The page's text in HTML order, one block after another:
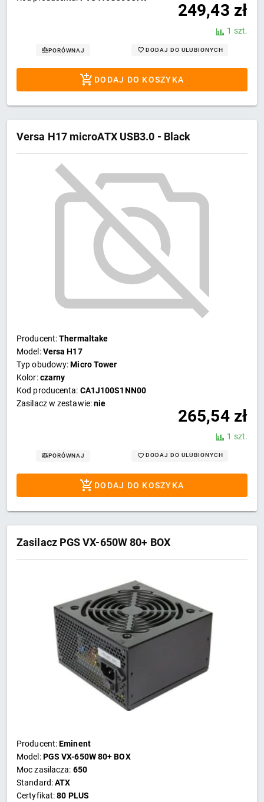
249,43 zł
1 szt.
PORÓWNAJ DODAJ DO ULUBIONYCH
DODAJ DO KOSZYKA
Versa H17 microATX USB3.0 - Black
Producent:Thermaltake
Model:Versa H17
Typ obudowy:Micro Tower
Kolor:czarny
Kod producenta: CA1J100S1NN00
Zasilacz w zestawie:nie
265,54 zł
1 szt.
PORÓWNAJ DODAJ DO ULUBIONYCH
DODAJ DO KOSZYKA
Zasilacz PGS VX-650W 80+ BOX
Producent:Eminent
Model:PGS VX-650W 80+ BOX
Moc zasilacza: 650
Standard:ATX
Certyfikat:80 PLUS